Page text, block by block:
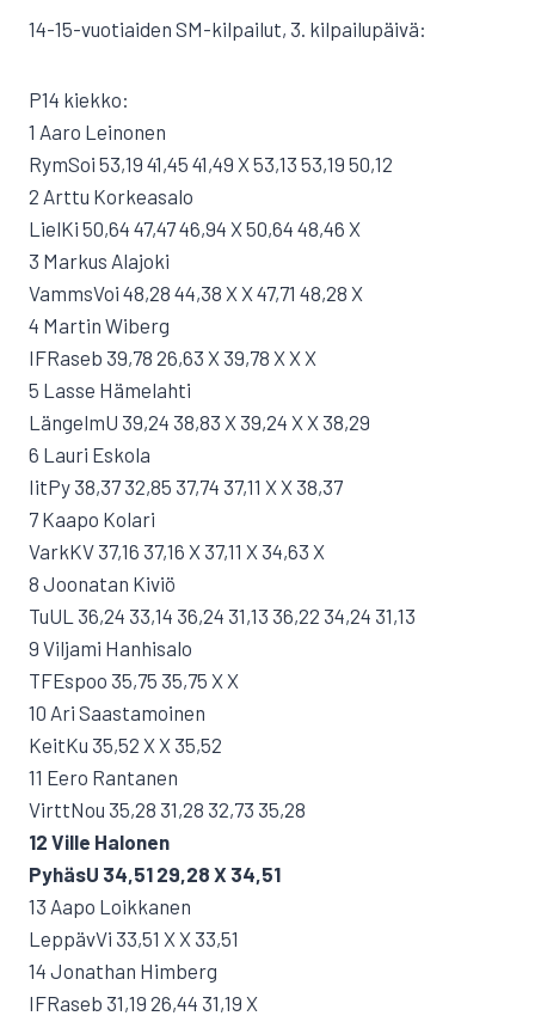
14-15-vuotiaiden SM-kilpailut, 3. kilpailupäivä:
P14 kiekko:
1 Aaro Leinonen
RymSoi 53,19 41,45 41,49 X 53,13 53,19 50,12
2 Arttu Korkeasalo
LielKi 50,64 47,47 46,94 X 50,64 48,46 X
3 Markus Alajoki
VammsVoi 48,28 44,38 X X 47,71 48,28 X
4 Martin Wiberg
IFRaseb 39,78 26,63 X 39,78 X X X
5 Lasse Hämelahti
LängelmU 39,24 38,83 X 39,24 X X 38,29
6 Lauri Eskola
IitPy 38,37 32,85 37,74 37,11 X X 38,37
7 Kaapo Kolari
VarkKV 37,16 37,16 X 37,11 X 34,63 X
8 Joonatan Kiviö
TuUL 36,24 33,14 36,24 31,13 36,22 34,24 31,13
9 Viljami Hanhisalo
TFEspoo 35,75 35,75 X X
10 Ari Saastamoinen
KeitKu 35,52 X X 35,52
11 Eero Rantanen
VirttNou 35,28 31,28 32,73 35,28
12 Ville Halonen
PyhäsU 34,51 29,28 X 34,51
13 Aapo Loikkanen
LeppävVi 33,51 X X 33,51
14 Jonathan Himberg
IFRaseb 31,19 26,44 31,19 X